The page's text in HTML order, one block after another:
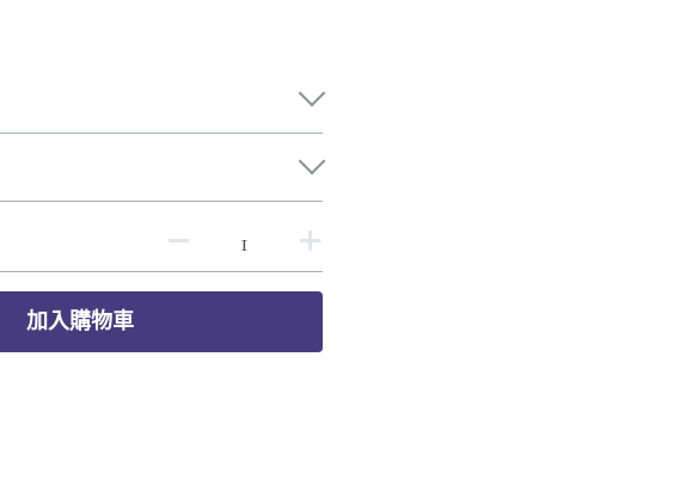
加入購物車